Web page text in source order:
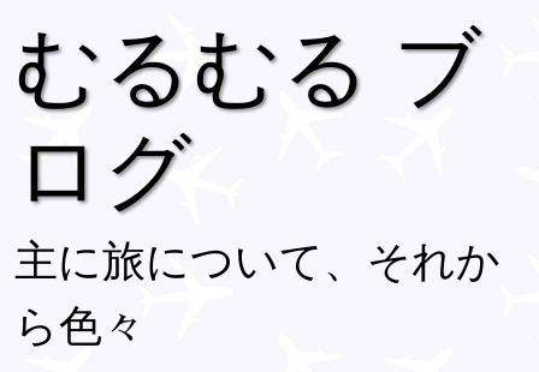
むるむる ブ
ログ
主に旅について、それか
ら色々